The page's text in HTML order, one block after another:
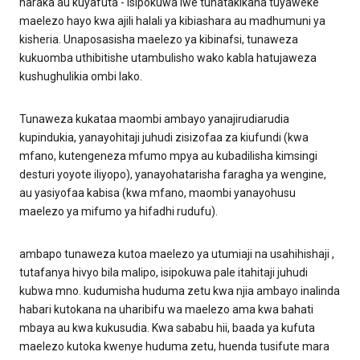
haraka au kuyafuta - isipokuwa iwe tunatakikana tuyaweke
maelezo hayo kwa ajili halali ya kibiashara au madhumuni ya
kisheria. Unaposasisha maelezo ya kibinafsi, tunaweza
kukuomba uthibitishe utambulisho wako kabla hatujaweza
kushughulikia ombi lako.
Tunaweza kukataa maombi ambayo yanajirudiarudia
kupindukia, yanayohitaji juhudi zisizofaa za kiufundi (kwa
mfano, kutengeneza mfumo mpya au kubadilisha kimsingi
desturi yoyote iliyopo), yanayohatarisha faragha ya wengine,
au yasiyofaa kabisa (kwa mfano, maombi yanayohusu
maelezo ya mifumo ya hifadhi rudufu).
ambapo tunaweza kutoa maelezo ya utumiaji na usahihishaji ,
tutafanya hivyo bila malipo, isipokuwa pale itahitaji juhudi
kubwa mno. kudumisha huduma zetu kwa njia ambayo inalinda
habari kutokana na uharibifu wa maelezo ama kwa bahati
mbaya au kwa kukusudia. Kwa sababu hii, baada ya kufuta
maelezo kutoka kwenye huduma zetu, huenda tusifute mara